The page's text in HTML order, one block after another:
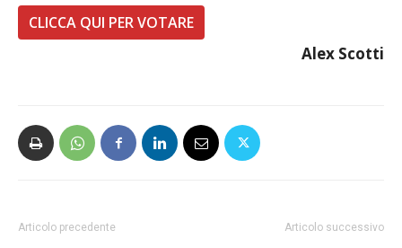
CLICCA QUI PER VOTARE
Alex Scotti
Articolo precedente Articolo successivo